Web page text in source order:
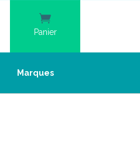
Panier
Marques